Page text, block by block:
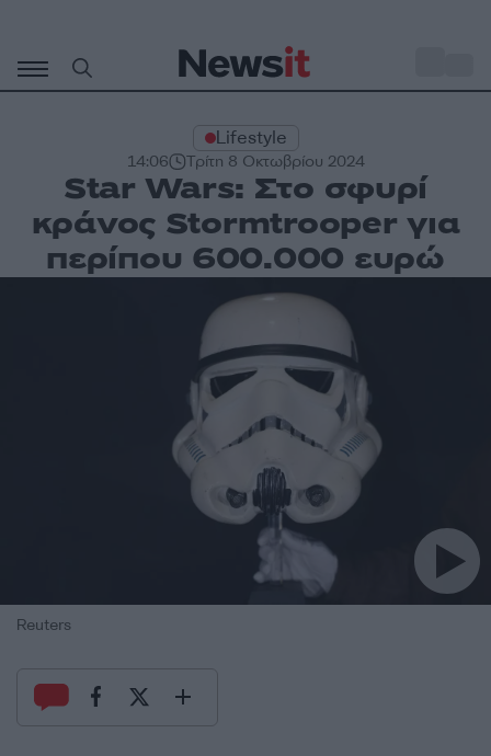
περιεχόμενο
Lifestyle
14:06 Τρίτη 8 Οκτωβρίου 2024
Star Wars: Στο σφυρί
κράνος Stormtrooper για
περίπου 600.000 ευρώ
Reuters